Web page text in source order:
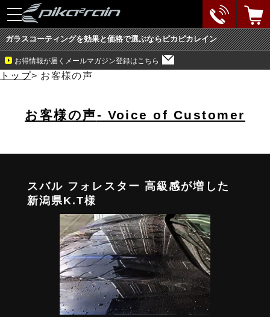
toggle
navigation
ガラスコーティングを効果と価格で選ぶならピカピカレイン
お得情報が届くメールマガジン登録はこちら
トップ> お客様の声
お客様の声- Voice of Customer
スバル フォレスター 高級感が増した
新潟県K.T様